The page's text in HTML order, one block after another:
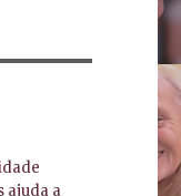
ajuda a